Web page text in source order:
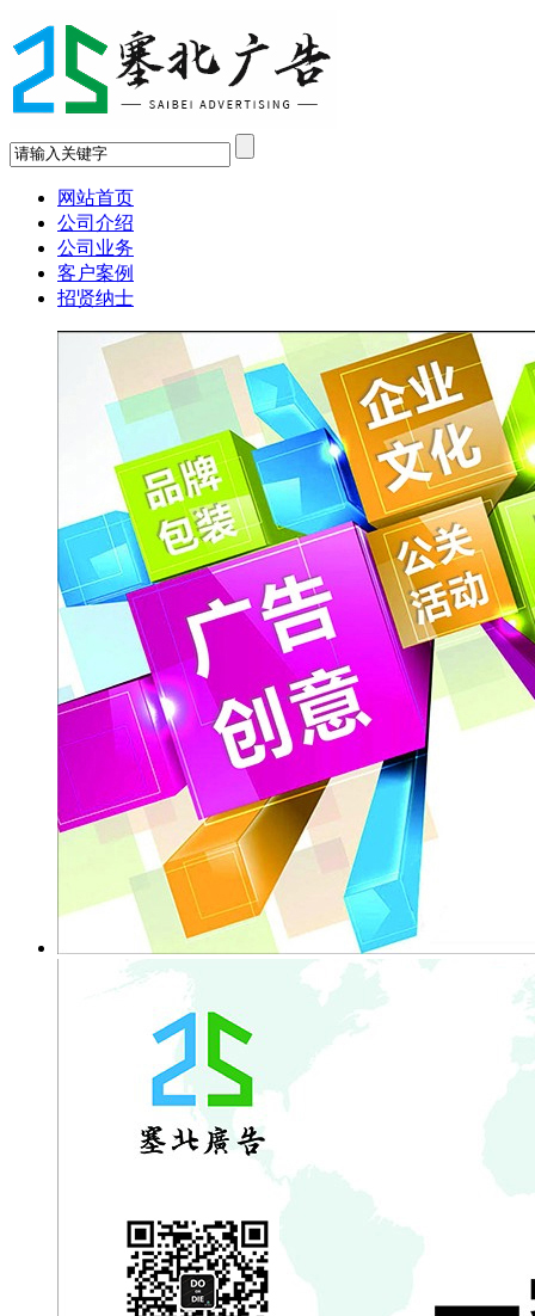
网站首页
公司介绍
公司业务
客户案例
招贤纳士